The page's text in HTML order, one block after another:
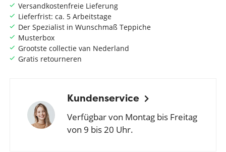
Versandkostenfreie Lieferung
Lieferfrist: ca. 5 Arbeitstage
Der Spezialist in Wunschmaß Teppiche
Musterbox
Grootste collectie van Nederland
Gratis retourneren
Kundenservice
Verfügbar von Montag bis Freitag
von 9 bis 20 Uhr.